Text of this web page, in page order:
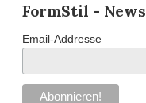
FormStil -
Email-Addresse